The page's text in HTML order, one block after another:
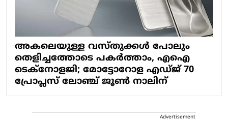
അകലെയുള്ള വസ്തുക്കള്‍ പോലും
തെളിച്ചത്തോടെ പകര്‍ത്താം, എഐ
ടെക്‌നോളജി; മോട്ടോറോള എഡ്ജ് 70
പ്രോപ്ലസ് ലോഞ്ച് ജൂണ്‍ നാലിന്
Advertisement